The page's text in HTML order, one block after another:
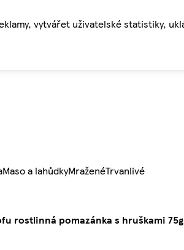
vytvářet uživatelské statistiky,
Maso a lahůdkyMraženéTrvanlivé
rostlinná pomazánka s hruškami 75g